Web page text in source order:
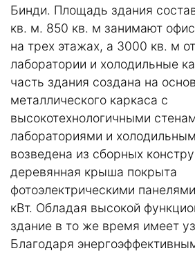
Бинди. Площадь здания
кв. м. 850 кв. м занимают
на трех этажах, а 3000 кв. м
лаборатории и холодильные
часть здания создана на
металлического каркаса с
высокотехнологичными
лабораториями и
возведена из сборных
деревянная крыша покрыта
фотоэлектрическими
кВт. Обладая высокой
здание в то же время имеет
Благодаря